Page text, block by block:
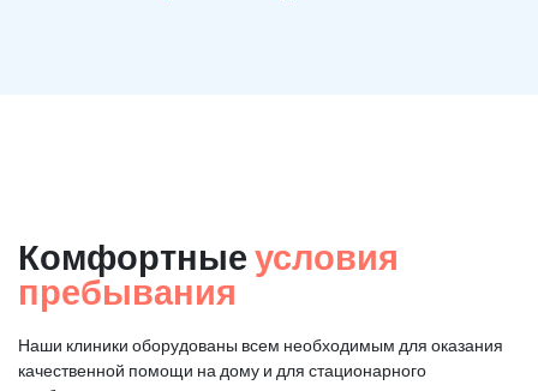
Комфортные условия
пребывания
Наши клиники оборудованы всем необходимым для оказания
качественной помощи на дому и для стационарного